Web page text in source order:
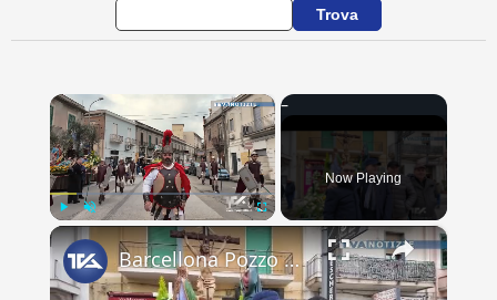
×
Play Fullscreen
Now Playing
×
Barcellona Pozzo di Gotto. Niente Varette: una scelta tra fede e tutela